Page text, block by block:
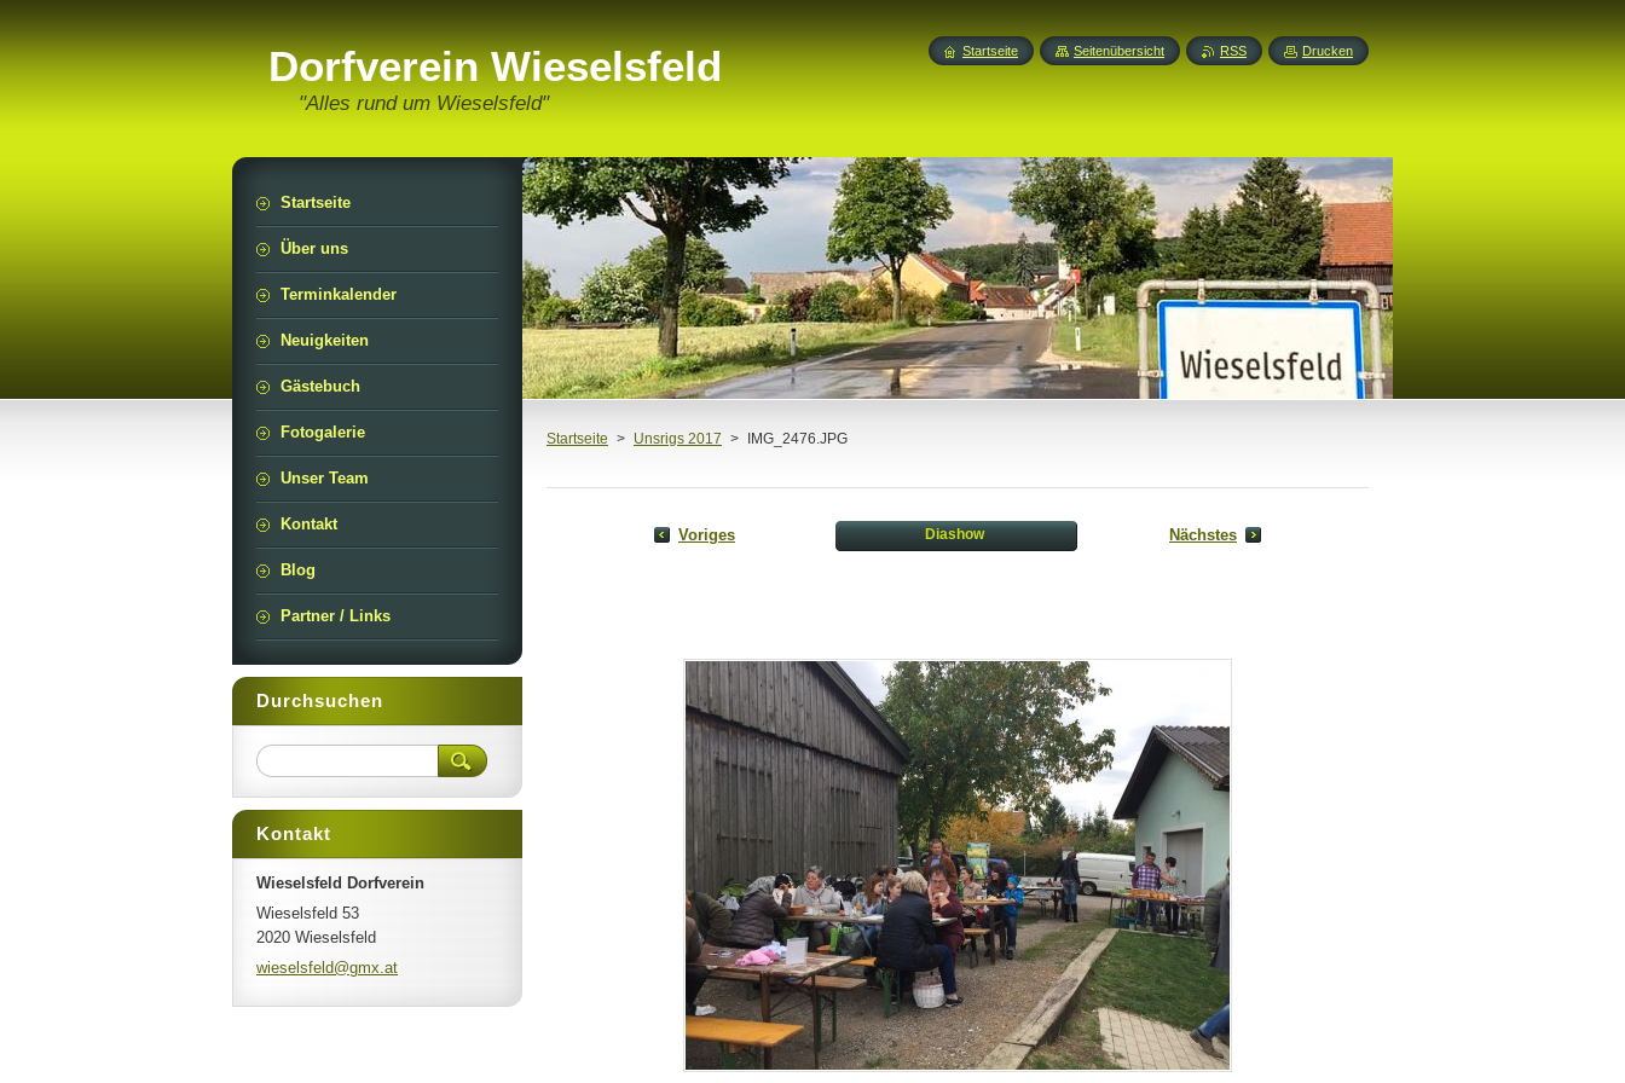
Dorfverein Wieselsfeld
"Alles rund um Wieselsfeld"
Startseite > Unsrigs 2017 > IMG_2476.JPG
Voriges Diashow Nächstes
Startseite
Über uns
Terminkalender
Neuigkeiten
Gästebuch
Fotogalerie
Unser Team
Kontakt
Blog
Partner / Links
Durchsuchen
Kontakt
Wieselsfeld Dorfverein
Wieselsfeld 53
2020 Wieselsfeld
wieselsfeld@gmx.at
Startseite Seitenübersicht RSS Drucken